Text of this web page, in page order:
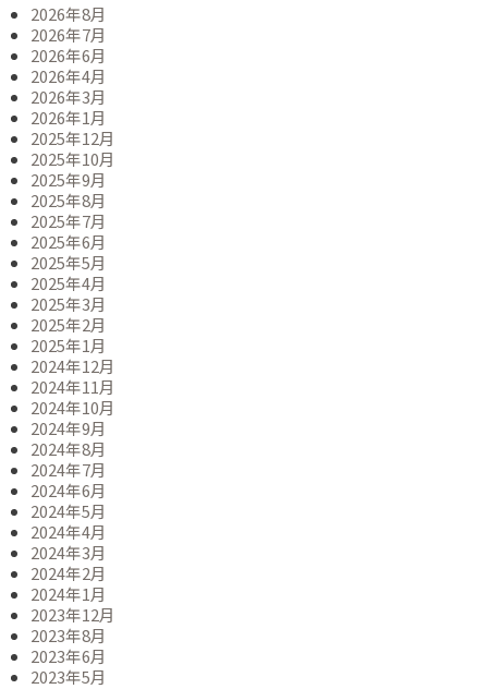
2026年8月
2026年7月
2026年6月
2026年4月
2026年3月
2026年1月
2025年12月
2025年10月
2025年9月
2025年8月
2025年7月
2025年6月
2025年5月
2025年4月
2025年3月
2025年2月
2025年1月
2024年12月
2024年11月
2024年10月
2024年9月
2024年8月
2024年7月
2024年6月
2024年5月
2024年4月
2024年3月
2024年2月
2024年1月
2023年12月
2023年8月
2023年6月
2023年5月